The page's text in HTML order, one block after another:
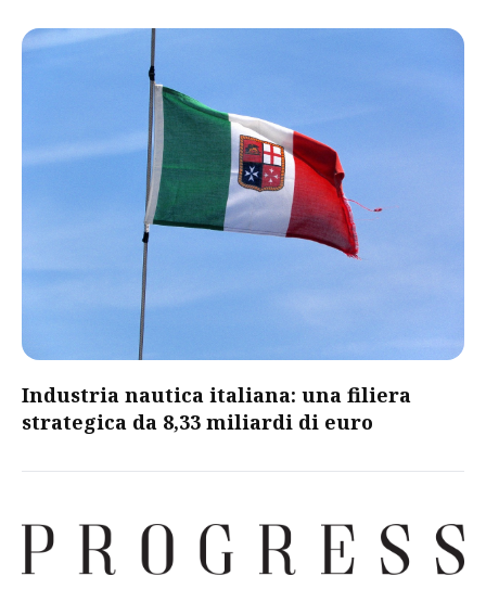
​Industria nautica italiana: una filiera
strategica da 8,33 miliardi di euro​